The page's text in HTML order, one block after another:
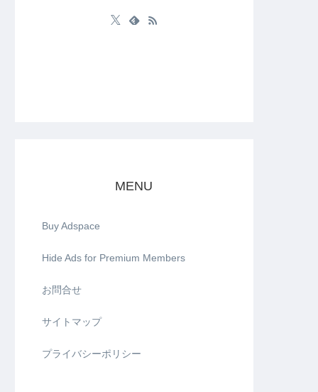
MENU
Buy Adspace
Hide Ads for Premium Members
お問合せ
サイトマップ
プライバシーポリシー